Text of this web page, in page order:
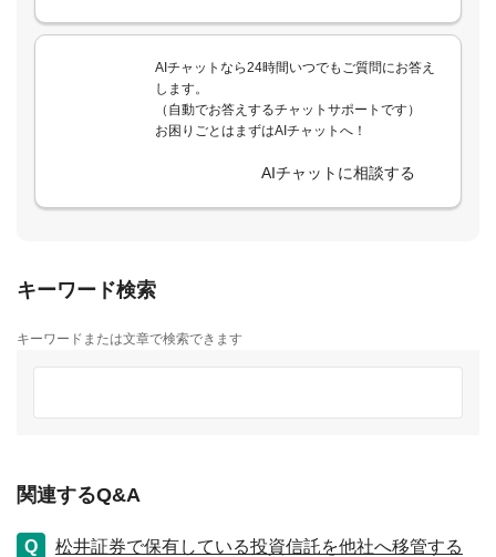
AIチャットなら24時間いつでもご質問にお答え
します。
（自動でお答えするチャットサポートです）
お困りごとはまずはAIチャットへ！
AIチャットに相談する
キーワード検索
キーワードまたは文章で検索できます
関連するQ&A
松井証券で保有している投資信託を他社へ移管する